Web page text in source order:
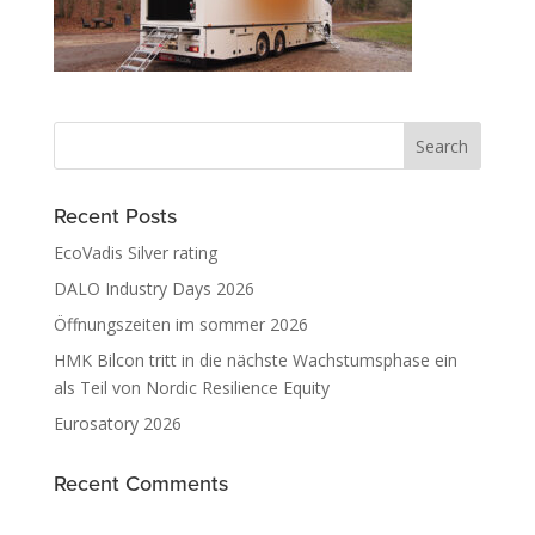
Recent Posts
EcoVadis Silver rating
DALO Industry Days 2026
Öffnungszeiten im sommer 2026
HMK Bilcon tritt in die nächste Wachstumsphase ein
als Teil von Nordic Resilience Equity
Eurosatory 2026
Recent Comments